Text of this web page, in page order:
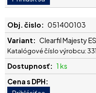
051400103
Clearfil Majesty
Katalógové číslo výrobcu:
1 ks